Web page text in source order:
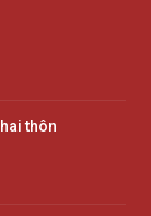
thôn